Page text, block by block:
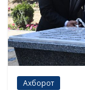
Ахборот